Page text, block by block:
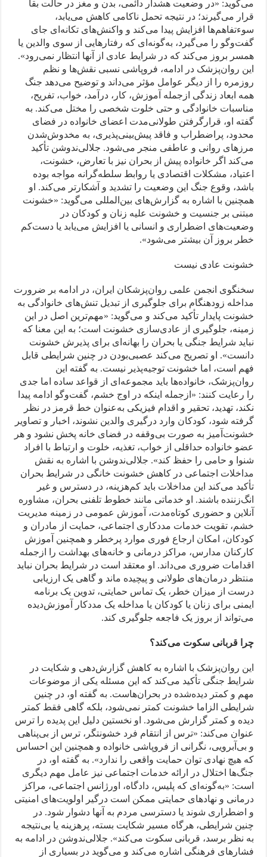
می‌گوید: «در وضعیت هشدار دائمی، بدن و مغز در حالت بقا
قرار می‌گیرند؛ در نتیجه تحمل ناکامی کاهش می‌یابد،
سوءتفاهم‌ها افزایش پیدا می‌کند و واکنش‌های تکانه‌ای جای
گفت‌وگو را می‌گیرد، به‌گونه‌ای که رفتارهایی از سوی والدین یا
همسر بروز می‌کند که در شرایط عادی از آنها انتظار نمی‌رود».
این روان‌پزشک در ادامه، فروپاشی نسبی نقش‌ها و نظم
روزمره را از دیگر عوامل مؤثر می‌داند و توضیح می‌دهد جنگ
همه ابعاد زندگی از‌جمله آموزش، کار، درآمد، خواب، تفریح،
مناسبات خانوادگی و حتی خلوت شخصی را مختل می‌کند. به
گفته او، قرار‌گرفتن طولانی‌مدت اعضای خانواده در فضای
محدود، پراضطراب و فاقد پیش‌بینی‌پذیری، به مخدوش‌شدن
مرزهای روانی و عاطفی منجر می‌شود. جلالی‌ندوشن تأکید
می‌کند اگر خانواده پیش از بحران نیز با تعارض، خشونت،
اعتیاد، مشکلات اقتصادی یا روابط سلطه‌گرانه مواجه بوده
باشد، وقوع جنگ این وضعیت را تشدید و آشکارتر می‌کند. او
همچنین با اشاره به گزارش‌های بین‌المللی می‌گوید: «خشونت
مبتنی بر جنسیت و خشونت علیه زنان و کودکان در
وضعیت‌های اضطراری و انسانی‌ یا افزایش می‌یابد یا دست‌کم
خطر بروز آن بیشتر می‌شود».
خشونت عادی نیست
سخنگوی انجمن علمی روان‌پزشکان ایران، در ادامه بر ضرورت
مداخله زودهنگام برای جلوگیری از تبدیل تنش‌های خانوادگی به
خشونت پایدار تأکید می‌کند و می‌گوید: «مهم‌ترین اصل در این
زمینه، جلوگیری از عادی‌سازی خشونت است؛ به این معنا که
نباید شرایط جنگی یا بحران را بهانه‌ای برای پذیرش خشونت
دانست». او تصریح می‌کند عصبی‌بودن در چنین شرایطی قابل
فهم است، اما خشونت توجیه‌پذیر نیست. به گفته این
روان‌پزشک، خانواده‌ها باید مجموعه‌ای از قواعد ساده اما جدی
را رعایت کنند: «از‌جمله اینکه در اوج خشم، گفت‌وگو ادامه پیدا
نکند، تهدید، تحقیر و اقدام فیزیکی به‌عنوان خط قرمز در نظر
گرفته شود، کودکان وارد درگیری والدین نشوند، اخبار و تصاویر
خشونت‌آمیز به‌ صورت بی‌وقفه در فضای خانه پخش نشود و هر
عضو خانواده حداقلی از خواب، تغذیه، خلوت و ارتباط با افراد
شنوا و حامی را حفظ کند». جلالی‌ندوشن با اشاره به نقش
مداخلات اجتماعی در کاهش خشونت خانگی در شرایط بحران
تأکید می‌کند این مداخلات باید کم‌هزینه، در دسترس و غیر
انگ‌زننده باشند. او خدماتی مانند خطوط تلفنی بحران، مشاوره
آنلاین و حضوری کوتاه‌مدت، آموزش عمومی در زمینه مدیریت
خشم، تقویت خدمات مددکاری اجتماعی، حمایت از مادران و
کودکان، امکان ارجاع فوری موارد پرخطر و همچنین آموزش
کارکنان مدارس، مراکز درمانی و خانه‌های بهداشت را از‌جمله
اقدامات ضروری می‌داند. او معتقد است در شرایط بحران‌ نباید
منتظر درمان‌های طولانی و پیچیده ماند و گاهی یک ارزیابی
درست از میزان خطر، یک تماس حمایتی، تدوین یک برنامه
ایمنی برای زنان یا کودکان یا مداخله یک مددکار آموزش‌دیده
می‌تواند از بروز یک فاجعه جلوگیری کند.
چرا قربانی سکوت می‌کند؟
این روان‌پزشک با اشاره به کاهش گزارش‌دهی و شکایت در
شرایط جنگی تأکید می‌کند که این مسئله یکی از موضوعات
مهم و کمتر دیده‌شده در بحران‌هاست. به گفته او، در چنین
شرایطی الزاما خشونت کمتر نمی‌شود، بلکه گاهی فقط کمتر
دیده و کمتر گزارش می‌شود. او نخستین دلیل این پدیده را ترس
عنوان می‌کند: «ترس از انتقام فرد خشونتگر، ترس از بی‌پناهی
و بی‌آبرویی، نگرانی از فروپاشی خانواده و همچنین این احساس
که هیچ نهادی توان حمایت واقعی را ندارد». به گفته او، در
جنگ‌ها اختلال در ارائه خدمات اجتماعی نیز عامل مهم دیگری
است: «به‌گونه‌ای که پلیس، دادگاه، اورژانس اجتماعی، مراکز
درمانی و نهادهای حمایتی ممکن است درگیر اولویت‌های امنیتی
و اضطراری شوند یا دسترسی مردم به آنها دشوار شود. در
چنین شرایطی، هرگاه مسیر شکایت بسته، پرهزینه یا بی‌نتیجه
به نظر برسد، قربانی سکوت می‌کند». جلالی‌ندوشن در ادامه به
فشارهای فرهنگی اشاره می‌کند و می‌گوید در بسیاری از